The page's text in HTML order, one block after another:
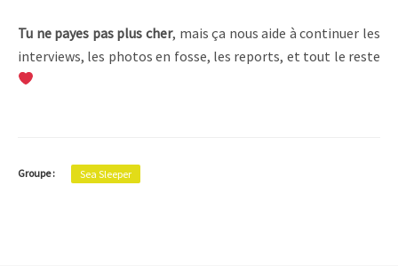
Tu ne payes pas plus cher, mais ça nous aide à continuer les
interviews, les photos en fosse, les reports, et tout le reste
Groupe : Sea Sleeper